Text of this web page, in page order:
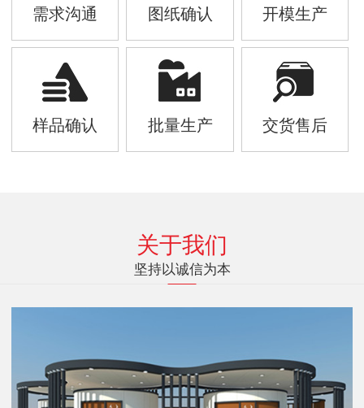
需求沟通 图纸确认 开模生产
样品确认 批量生产 交货售后
关于我们
坚持以诚信为本